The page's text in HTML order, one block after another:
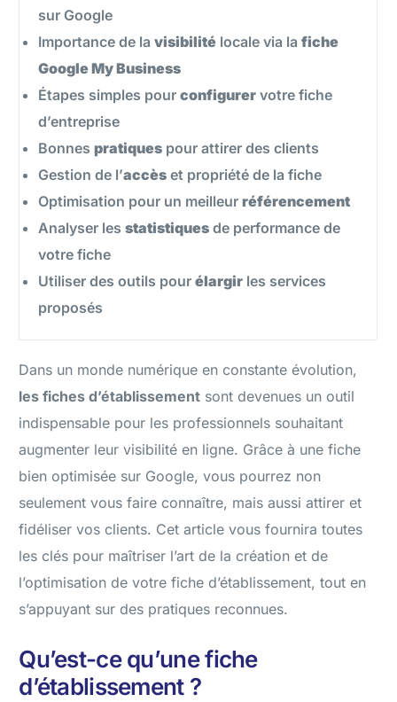
sur Google
Importance de lavisibilité locale via lafiche
Google My Business
Étapes simples pourconfigurer votre fiche
d’entreprise
Bonnespratiques pour attirer des clients
Gestion de l’accès et propriété de la fiche
Optimisation pour un meilleurréférencement
Analyser lesstatistiques de performance de
votre fiche
Utiliser des outils pourélargir les services
proposés
Dans un monde numérique en constante évolution,
les fiches d’établissement sont devenues un outil
indispensable pour les professionnels souhaitant
augmenter leur visibilité en ligne. Grâce à une fiche
bien optimisée sur Google, vous pourrez non
seulement vous faire connaître, mais aussi attirer et
fidéliser vos clients. Cet article vous fournira toutes
les clés pour maîtriser l’art de la création et de
l’optimisation de votre fiche d’établissement, tout en
s’appuyant sur des pratiques reconnues.
Qu’est-ce qu’une fiche
d’établissement ?